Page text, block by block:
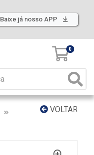
Baixe já nosso APP
0
VOLTAR